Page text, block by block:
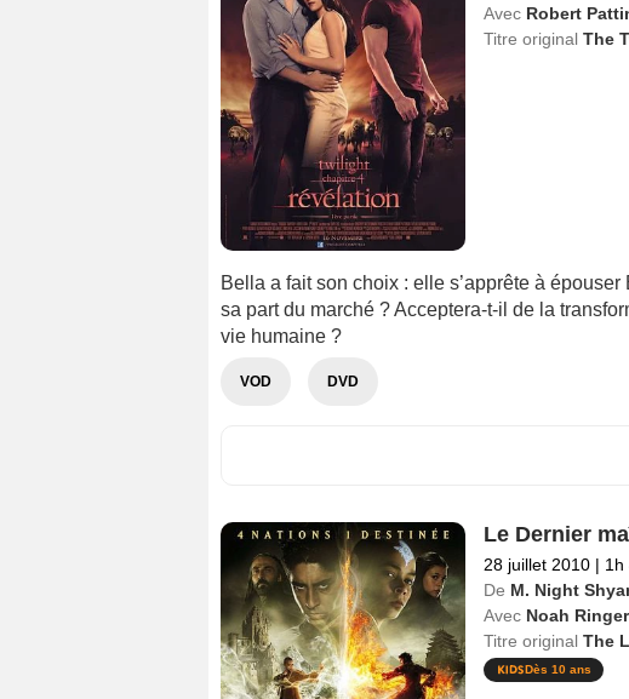
Avec Robert
Titre original The
Bella a fait son choix : elle s’apprête à
sa part du marché ? Acceptera-t-il de la
vie humaine ?
VOD DVD
Le Dernier
28 juillet 2010 | 1h
De M. Night
Avec Noah Ringer
Titre original The
Dès 10 ans